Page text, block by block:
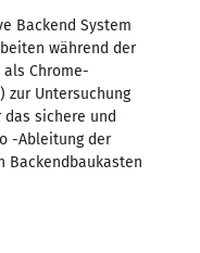
Backend System
während der
Chrome-
zur Untersuchung
sichere und
-Ableitung der
Backendbaukasten